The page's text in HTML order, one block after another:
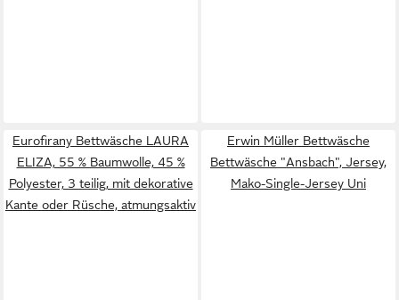
Eurofirany Bettwäsche LAURA
ELIZA, 55 % Baumwolle, 45 %
Polyester, 3 teilig, mit dekorative
Kante oder Rüsche, atmungsaktiv
Erwin Müller Bettwäsche
Bettwäsche "Ansbach", Jersey,
Mako-Single-Jersey Uni